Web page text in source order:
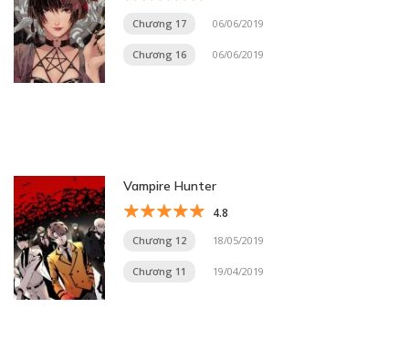
Chương 17 06/06/2019
Chương 16 06/06/2019
Vampire Hunter
4.8
Chương 12 18/05/2019
Chương 11 19/04/2019